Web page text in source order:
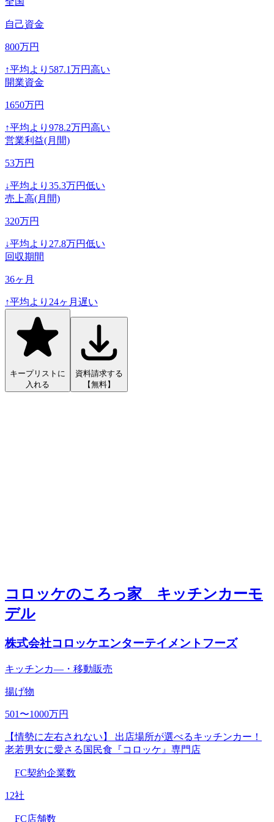
自己資金
800万円
↑平均より 587.1万円高い
開業資金
1650万円
↑平均より 978.2万円高い
営業利益(月間)
53万円
↓平均より 35.3万円低い
売上高(月間)
320万円
↓平均より 27.8万円低い
回収期間
36ヶ月
↑平均より 24ヶ月遅い
キープリストに
入れる
資料請求する
【無料】
コロッケのころっ家 キッチンカーモ
デル
株式会社コロッケエンターテイメントフーズ
キッチンカ―・移動販売
揚げ物
501〜1000万円
【情勢に左右されない】 出店場所が選べるキッチンカー！
老若男女に愛さる国民食『コロッケ』専門店
FC契約企業数
12社
FC店舗数